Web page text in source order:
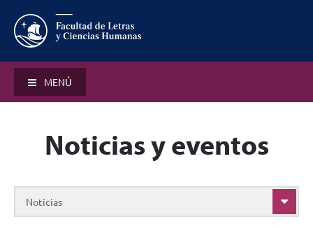
MENÚ
Noticias y eventos
Noticias